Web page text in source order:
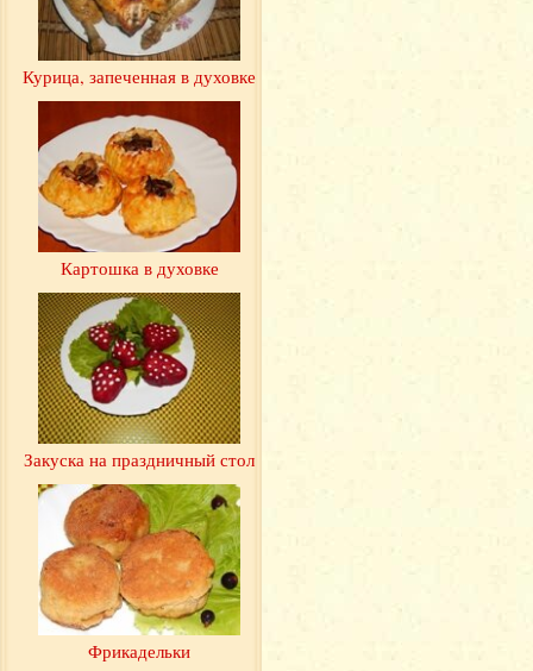
Курица, запеченная в духовке
Картошка в духовке
Закуска на праздничный стол
Фрикадельки